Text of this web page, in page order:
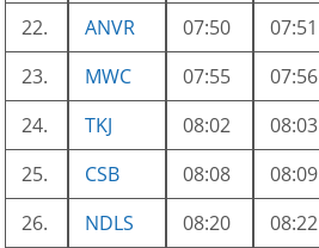
22.
ANVR 07:50 07:51
23.
MWC 07:55 07:56
24.
TKJ 08:02 08:03
25.
CSB 08:08 08:09
26.
NDLS 08:20 08:22